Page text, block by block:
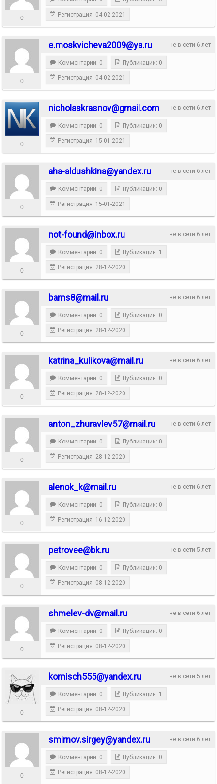
0 Регистрация: 04-02-2021
не в сети 6 лет
e.moskvicheva2009@ya.ru
0
Комментарии: 0 Публикации: 0
Регистрация: 04-02-2021
не в сети 6 лет
nicholaskrasnov@gmail.com
0
Комментарии: 0 Публикации: 0
Регистрация: 15-01-2021
не в сети 6 лет
aha-aldushkina@yandex.ru
0
Комментарии: 0 Публикации: 0
Регистрация: 15-01-2021
не в сети 6 лет
not-found@inbox.ru
0
Комментарии: 0 Публикации: 1
Регистрация: 28-12-2020
не в сети 6 лет
bams8@mail.ru
0
Комментарии: 0 Публикации: 0
Регистрация: 28-12-2020
не в сети 6 лет
katrina_kulikova@mail.ru
0
Комментарии: 0 Публикации: 0
Регистрация: 28-12-2020
не в сети 6 лет
anton_zhuravlev57@mail.ru
0
Комментарии: 0 Публикации: 0
Регистрация: 28-12-2020
не в сети 6 лет
alenok_k@mail.ru
0
Комментарии: 0 Публикации: 0
Регистрация: 16-12-2020
не в сети 5 лет
petrovee@bk.ru
0
Комментарии: 0 Публикации: 0
Регистрация: 08-12-2020
не в сети 6 лет
shmelev-dv@mail.ru
0
Комментарии: 0 Публикации: 0
Регистрация: 08-12-2020
не в сети 5 лет
komisch555@yandex.ru
0
Комментарии: 0 Публикации: 1
Регистрация: 08-12-2020
не в сети 6 лет
smirnov.sirgey@yandex.ru
0
Комментарии: 0 Публикации: 0
Регистрация: 08-12-2020